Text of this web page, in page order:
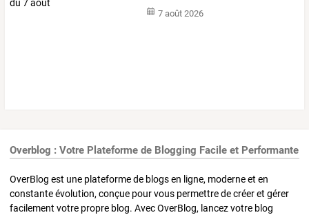
7 août 2026
Overblog : Votre Plateforme de Blogging Facile et Performante
OverBlog est une plateforme de blogs en ligne, moderne et en
constante évolution, conçue pour vous permettre de créer et gérer
facilement votre propre blog. Avec OverBlog, lancez votre blog